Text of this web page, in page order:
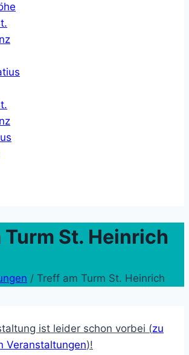
Turm St. Heinrich
/ Treff am Turm St. Heinrich
ist leider schon vorbei (zu
Veranstaltungen)!